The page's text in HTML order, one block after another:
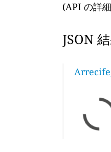
(API の詳
JSON